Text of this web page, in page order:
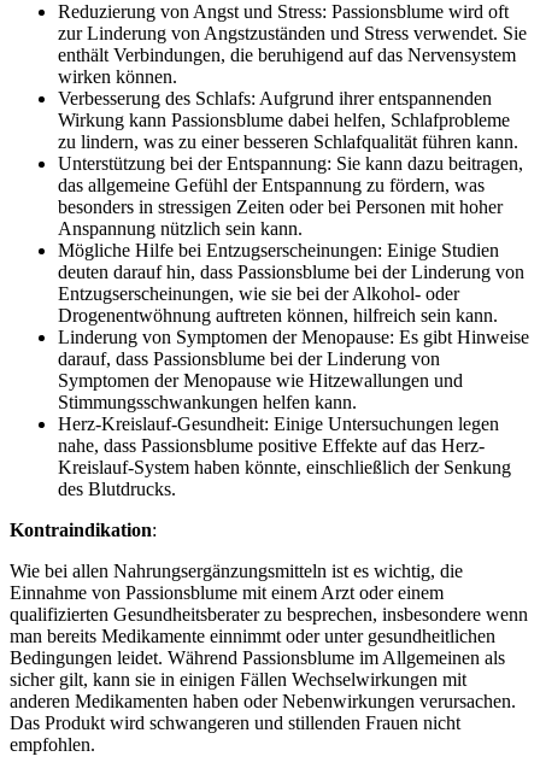
Reduzierung von Angst und Stress: Passionsblume wird oft
zur Linderung von Angstzuständen und Stress verwendet. Sie
enthält Verbindungen, die beruhigend auf das Nervensystem
wirken können.
Verbesserung des Schlafs: Aufgrund ihrer entspannenden
Wirkung kann Passionsblume dabei helfen, Schlafprobleme
zu lindern, was zu einer besseren Schlafqualität führen kann.
Unterstützung bei der Entspannung: Sie kann dazu beitragen,
das allgemeine Gefühl der Entspannung zu fördern, was
besonders in stressigen Zeiten oder bei Personen mit hoher
Anspannung nützlich sein kann.
Mögliche Hilfe bei Entzugserscheinungen: Einige Studien
deuten darauf hin, dass Passionsblume bei der Linderung von
Entzugserscheinungen, wie sie bei der Alkohol- oder
Drogenentwöhnung auftreten können, hilfreich sein kann.
Linderung von Symptomen der Menopause: Es gibt Hinweise
darauf, dass Passionsblume bei der Linderung von
Symptomen der Menopause wie Hitzewallungen und
Stimmungsschwankungen helfen kann.
Herz-Kreislauf-Gesundheit: Einige Untersuchungen legen
nahe, dass Passionsblume positive Effekte auf das Herz-
Kreislauf-System haben könnte, einschließlich der Senkung
des Blutdrucks.
Kontraindikation:
Wie bei allen Nahrungsergänzungsmitteln ist es wichtig, die
Einnahme von Passionsblume mit einem Arzt oder einem
qualifizierten Gesundheitsberater zu besprechen, insbesondere wenn
man bereits Medikamente einnimmt oder unter gesundheitlichen
Bedingungen leidet. Während Passionsblume im Allgemeinen als
sicher gilt, kann sie in einigen Fällen Wechselwirkungen mit
anderen Medikamenten haben oder Nebenwirkungen verursachen.
Das Produkt wird schwangeren und stillenden Frauen nicht
empfohlen.